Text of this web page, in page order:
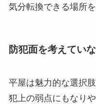
気分転換できる場所
防犯面を考えてい
平屋は魅力的な選択
犯上の弱点にもなり